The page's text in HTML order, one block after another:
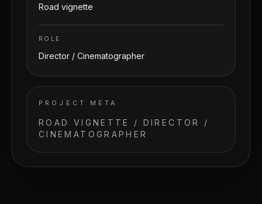
Road vignette
ROLE
Director / Cinematographer
PROJECT META
ROAD VIGNETTE / DIRECTOR /
CINEMATOGRAPHER